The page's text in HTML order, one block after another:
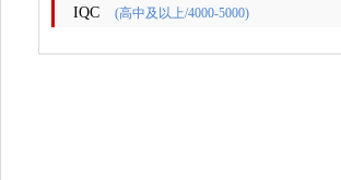
IQC (高中及以上/4000-5000)